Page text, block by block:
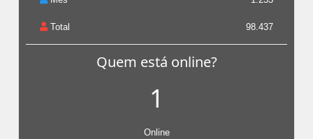
Total 98.437
Quem está online?
1
Online